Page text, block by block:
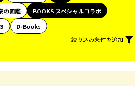
の図鑑
BOOKS スペシャルコラボ
D-Books
絞り込み条件を追加